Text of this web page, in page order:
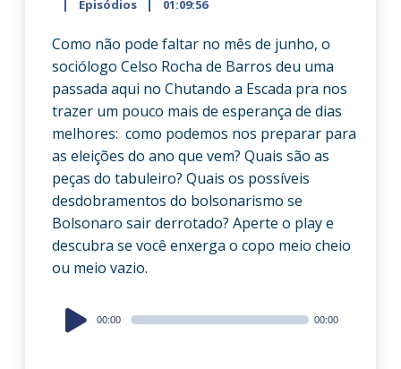
Episódios
01:09:56
Como não pode faltar no mês de junho, o
sociólogo Celso Rocha de Barros deu uma
passada aqui no Chutando a Escada pra nos
trazer um pouco mais de esperança de dias
melhores: como podemos nos preparar para
as eleições do ano que vem? Quais são as
peças do tabuleiro? Quais os possíveis
desdobramentos do bolsonarismo se
Bolsonaro sair derrotado? Aperte o play e
descubra se você enxerga o copo meio cheio
ou meio vazio.
Audio
Player
00:00 00:00